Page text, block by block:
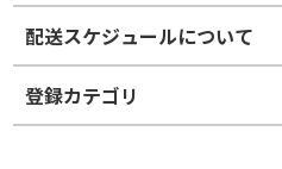
※商品ランクは出品者の主観によ
かじめご了承
ホイールランク
配送スケジュールについて
登録カテゴリ
スタッドレスタイヤホイールセッ